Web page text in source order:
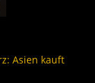
Asien kauft